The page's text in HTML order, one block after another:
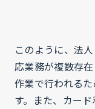
このように、法
応業務が複数存
作業で行われる
す。また、カー